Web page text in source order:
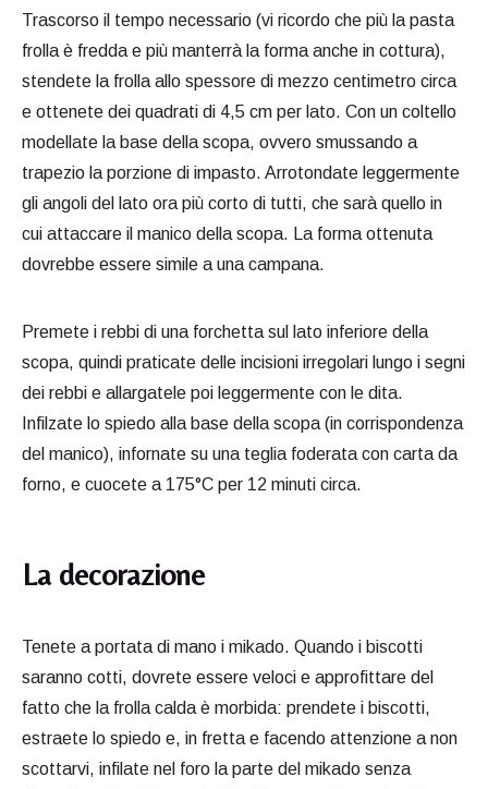
Trascorso il tempo necessario (vi ricordo che più la pasta
frolla è fredda e più manterrà la forma anche in cottura),
stendete la frolla allo spessore di mezzo centimetro circa
e ottenete dei quadrati di 4,5 cm per lato. Con un coltello
modellate la base della scopa, ovvero smussando a
trapezio la porzione di impasto. Arrotondate leggermente
gli angoli del lato ora più corto di tutti, che sarà quello in
cui attaccare il manico della scopa. La forma ottenuta
dovrebbe essere simile a una campana.
Premete i rebbi di una forchetta sul lato inferiore della
scopa, quindi praticate delle incisioni irregolari lungo i segni
dei rebbi e allargatele poi leggermente con le dita.
Infilzate lo spiedo alla base della scopa (in corrispondenza
del manico), infornate su una teglia foderata con carta da
forno, e cuocete a 175°C per 12 minuti circa.
La decorazione
Tenete a portata di mano i mikado. Quando i biscotti
saranno cotti, dovrete essere veloci e approfittare del
fatto che la frolla calda è morbida: prendete i biscotti,
estraete lo spiedo e, in fretta e facendo attenzione a non
scottarvi, infilate nel foro la parte del mikado senza